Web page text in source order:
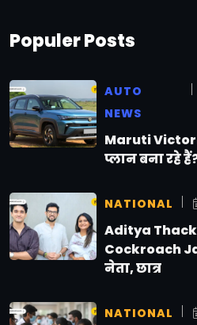
Populer Posts
AUTO
NEWS
Maruti
प्लान बना रहे
NATIONAL
Aditya
Cockroach
नेता, छात्र
NATIONAL